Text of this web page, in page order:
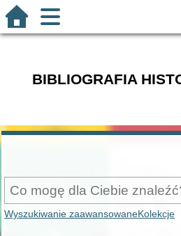
BIBLIOGRAFIA
Wyszukiwanie zaawansowaneKolekcje